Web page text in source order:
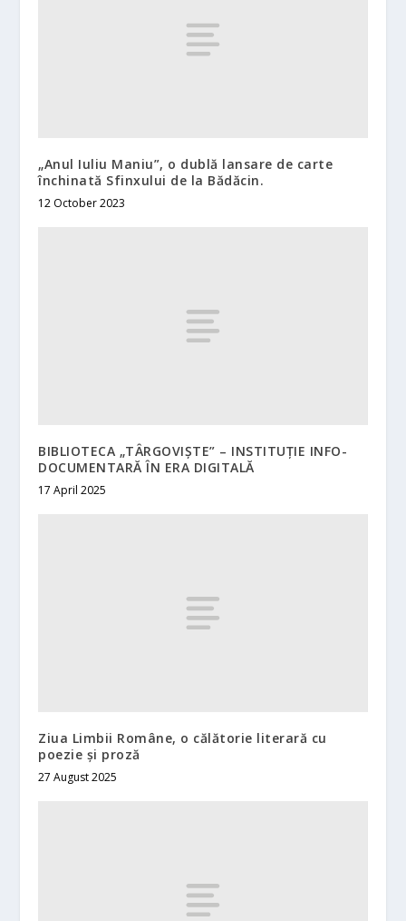
„Anul Iuliu Maniu”, o dublă lansare de carte
închinată Sfinxului de la Bădăcin.
12 October 2023
BIBLIOTECA „TÂRGOVIȘTE” – INSTITUȚIE INFO-
DOCUMENTARĂ ÎN ERA DIGITALĂ
17 April 2025
Ziua Limbii Române, o călătorie literară cu
poezie și proză
27 August 2025